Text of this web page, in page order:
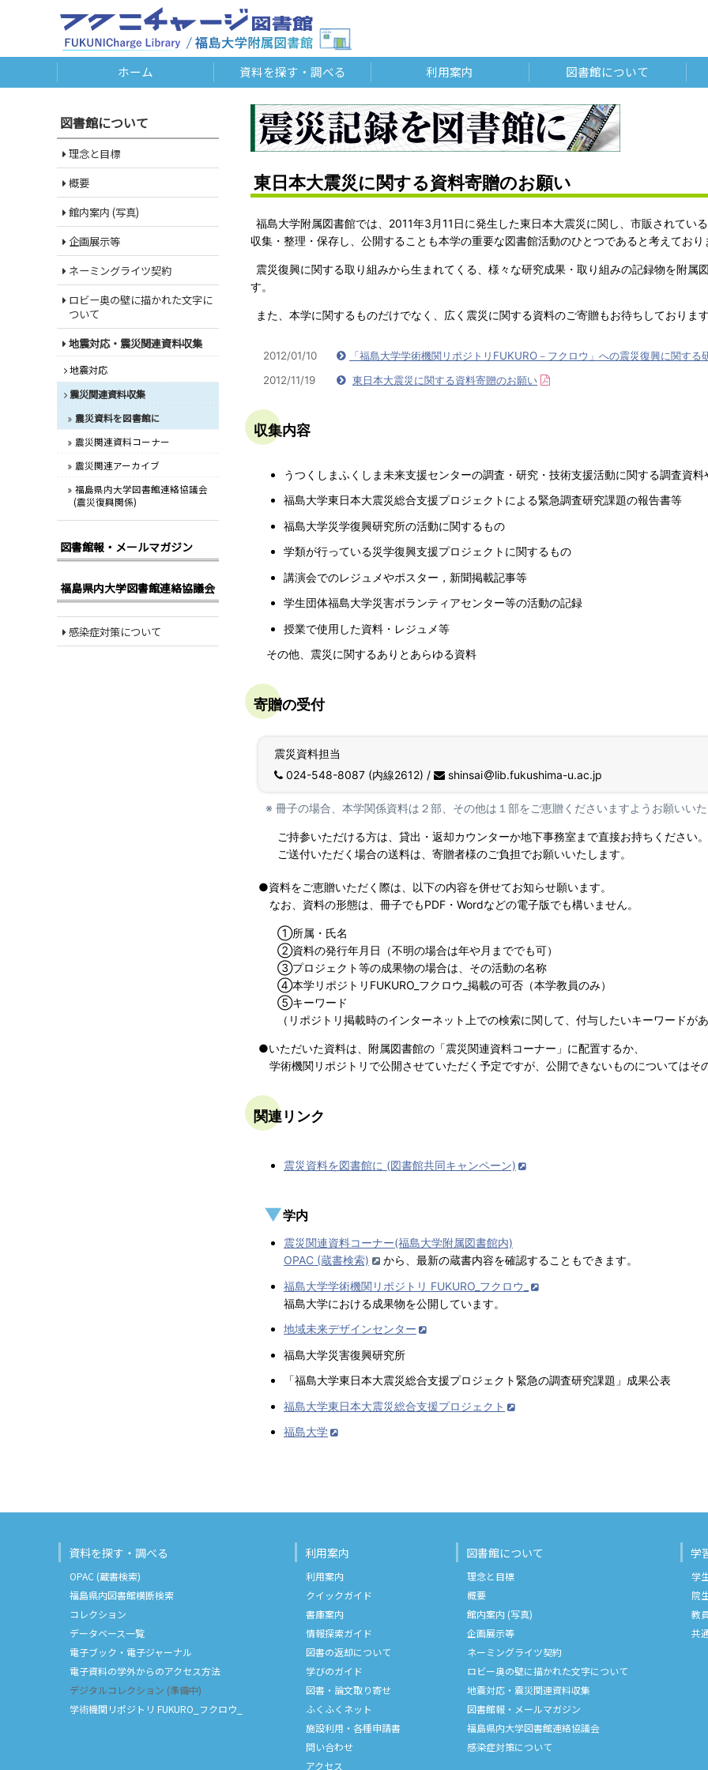
ホーム 資料を探す・調べる 利用案内 図書館について
東日本大震災に関する資料寄贈のお願い
福島大学附属図書館では、2011年3月11日に発生した東日本大震災に関し、市販されてい
収集・整理・保存し、公開することも本学の重要な図書館活動のひとつであると考えており
震災復興に関する取り組みから生まれてくる、様々な研究成果・取り組みの記録物を附属
す。
また、本学に関するものだけでなく、広く震災に関する資料のご寄贈もお待ちしております
2012/01/10
「福島大学学術機関リポジトリFUKURO－フクロウ」への震災復興に関す
2012/11/19
東日本大震災に関する資料寄贈のお願い
収集内容
うつくしまふくしま未来支援センターの調査・研究・技術支援活動に関する調査資料
福島大学東日本大震災総合支援プロジェクトによる緊急調査研究課題の報告書等
福島大学災学復興研究所の活動に関するもの
学類が行っている災学復興支援プロジェクトに関するもの
講演会でのレジュメやポスター，新聞掲載記事等
学生団体福島大学災害ボランティアセンター等の活動の記録
授業で使用した資料・レジュメ等
その他、震災に関するありとあらゆる資料
寄贈の受付
震災資料担当
024-548-8087 (内線2612) /
shinsai lib.fukushima-u.ac.jp
冊子の場合、本学関係資料は２部、その他は１部をご恵贈くださいますようお願いいた
ご持参いただける方は、貸出・返却カウンターか地下事務室まで直接お持ちください。
ご送付いただく場合の送料は、寄贈者様のご負担でお願いいたします。
●資料をご恵贈いただく際は、以下の内容を併せてお知らせ願います。
なお、資料の形態は、冊子でもPDF・Wordなどの電子版でも構いません。
①所属・氏名
②資料の発行年月日（不明の場合は年や月まででも可）
③プロジェクト等の成果物の場合は、その活動の名称
④本学リポジトリFUKURO_フクロウ_掲載の可否（本学教員のみ）
⑤キーワード
（リポジトリ掲載時のインターネット上での検索に関して、付与したいキーワードが
●いただいた資料は、附属図書館の「震災関連資料コーナー」に配置するか、
学術機関リポジトリで公開させていただく予定ですが、公開できないものについてはそ
関連リンク
震災資料を図書館に (図書館共同キャンペーン)
学内
震災関連資料コーナー(福島大学附属図書館内)
OPAC (蔵書検索)
から、最新の蔵書内容を確認することもできます。
福島大学学術機関リポジトリ FUKURO_フクロウ_
福島大学における成果物を公開しています。
地域未来デザインセンター
福島大学災害復興研究所
「福島大学東日本大震災総合支援プロジェクト緊急の調査研究課題」成果公表
福島大学東日本大震災総合支援プロジェクト
福島大学
図書館について
理念と目標
概要
館内案内 (写真)
企画展示等
ネーミングライツ契約
ロビー奥の壁に描かれた文字に
ついて
地震対応・震災関連資料収集
地震対応
震災関連資料収集
震災資料を図書館に
震災関連資料コーナー
震災関連アーカイブ
福島県内大学図書館連絡協議会
(震災復興関係)
図書館報・メールマガジン
福島県内大学図書館連絡協議会
感染症対策について
資料を探す・調べる
OPAC (蔵書検索)
福島県内図書館横断検索
コレクション
データベース一覧
電子ブック・電子ジャーナル
電子資料の学外からのアクセス方法
デジタルコレクション (準備中)
学術機関リポジトリ FUKURO_フクロウ_
利用案内
利用案内
クイックガイド
書庫案内
情報探索ガイド
図書の返却について
学びのガイド
図書・論文取り寄せ
ふくふくネット
施設利用・各種申請書
問い合わせ
アクセス
図書館について
理念と目標
概要
館内案内 (写真)
企画展示等
ネーミングライツ契約
ロビー奥の壁に描かれた文字について
地震対応・震災関連資料収集
図書館報・メールマガジン
福島県内大学図書館連絡協議会
感染症対策について
学
学
院
教
共